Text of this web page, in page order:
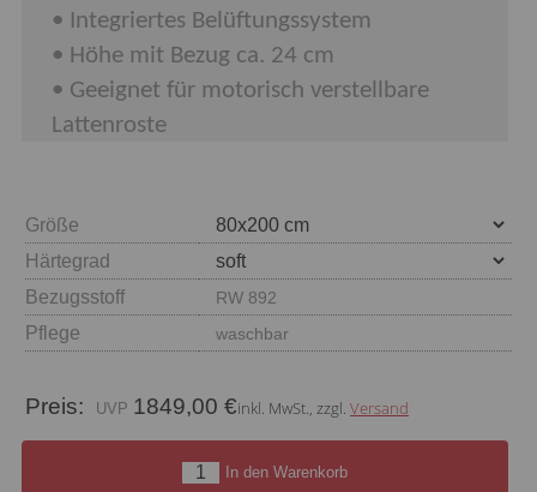
• Integriertes Belüftungssystem
• Höhe mit Bezug ca. 24 cm
• Geeignet für motorisch verstellbare
Lattenroste
Größe
Härtegrad
Bezugsstoff
RW 892
Pflege waschbar
Preis: 1849,00 €inkl. MwSt., zzgl. Versand
In den Warenkorb